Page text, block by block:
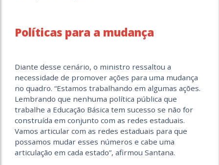
Políticas para a mudança
Diante desse cenário, o ministro ressaltou a
necessidade de promover ações para uma mudança
no quadro. “Estamos trabalhando em algumas ações.
Lembrando que nenhuma política pública que
trabalhe a Educação Básica tem sucesso se não for
construída em conjunto com as redes estaduais.
Vamos articular com as redes estaduais para que
possamos mudar esses números e cabe uma
articulação em cada estado”, afirmou Santana.